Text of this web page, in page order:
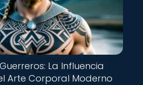
La Influencia
Arte Corporal Moderno